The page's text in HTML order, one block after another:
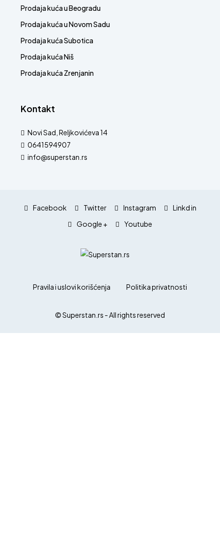
Prodaja kuća u Beogradu
Prodaja kuća u Novom Sadu
Prodaja kuća Subotica
Prodaja kuća Niš
Prodaja kuća Zrenjanin
Kontakt
Novi Sad, Reljkovićeva 14
0641594907
info@superstan.rs
Facebook Twitter Instagram
Linkd in
Google +
Youtube
Pravila i uslovi korišćenja Politika privatnosti
© Superstan.rs - All rights reserved